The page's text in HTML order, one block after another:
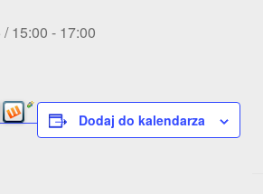
15:00 - 17:00
Dodaj do kalendarza